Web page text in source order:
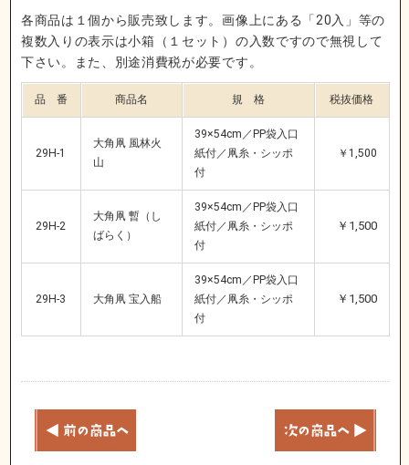
各商品は１個から販売致します。画像上にある「20入」等の
複数入りの表示は小箱（１セット）の入数ですので無視して
下さい。また、別途消費税が必要です。
品 番 商品名 規 格 税抜価格
29H-1
大角凧 風林火
山
39×54cm／PP袋入口
紙付／凧糸・シッポ
付
￥1,500
29H-2
大角凧 暫（し
ばらく）
39×54cm／PP袋入口
紙付／凧糸・シッポ
付
￥1,500
29H-3 大角凧 宝入船
39×54cm／PP袋入口
紙付／凧糸・シッポ
付
￥1,500